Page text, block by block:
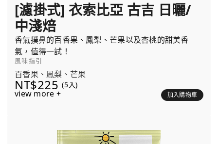
[濾掛式] 衣索比亞 古吉 日曬/
中淺焙
香氣撲鼻的百香果、鳳梨、芒果以及杏桃的甜美香
氣，值得一試！
風味指引
百香果、鳳梨、芒果
NT$225 (5入)
view more + 加入購物車